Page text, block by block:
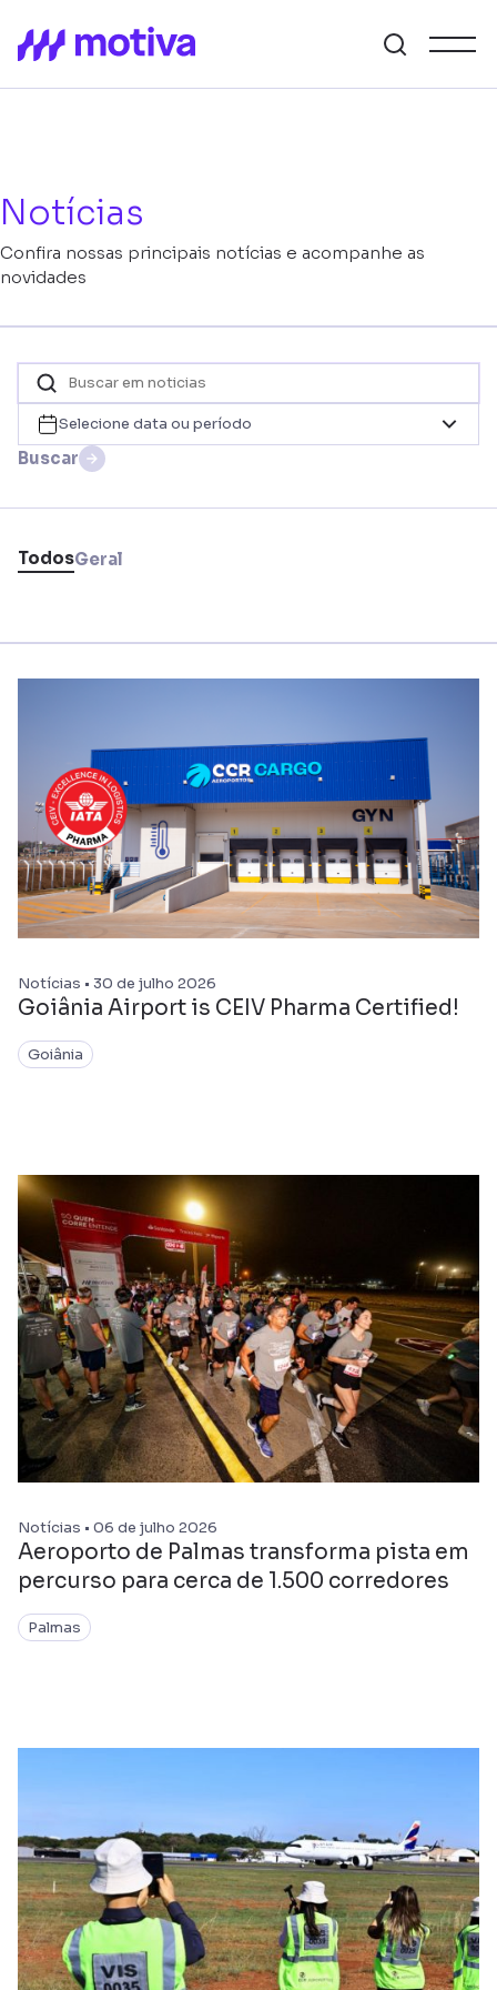
Notícias
Confira nossas principais notícias e acompanhe as
novidades
Selecione data ou período
Buscar
TodosGeral
Notícias • 30 de julho 2026
Goiânia Airport is CEIV Pharma Certified!
Goiânia
Notícias • 06 de julho 2026
Aeroporto de Palmas transforma pista em
percurso para cerca de 1.500 corredores
Palmas